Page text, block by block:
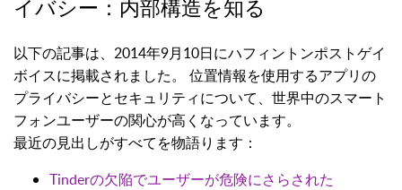
イバシー：内部構造を知る
以下の記事は、2014年9月10日にハフィントンポストゲイ
ボイスに掲載されました。 位置情報を使用するアプリの
プライバシーとセキュリティについて、世界中のスマート
フォンユーザーの関心が高くなっています。
最近の見出しがすべてを物語ります：
Tinderの欠陥でユーザーが危険にさらされた